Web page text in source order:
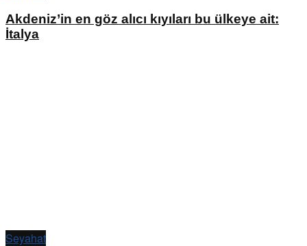
Akdeniz’in en göz alıcı kıyıları bu ülkeye ait:
İtalya
Seyahat